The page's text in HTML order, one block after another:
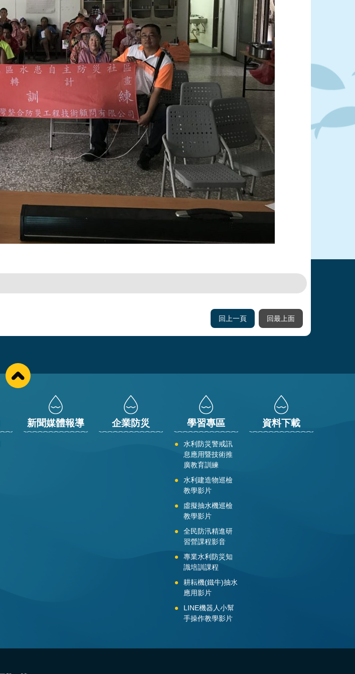
回上一頁 回最上面
新聞媒體報導 企業防災 學習專區
水利防災警戒訊
息應用暨技術推
廣教育訓練
水利建造物巡檢
教學影片
虛擬抽水機巡檢
教學影片
全民防汛精進研
習營課程影音
專業水利防災知
識培訓課程
耕耘機(鐵牛)抽水
應用影片
LINE機器人小幫
手操作教學影片
資料下載